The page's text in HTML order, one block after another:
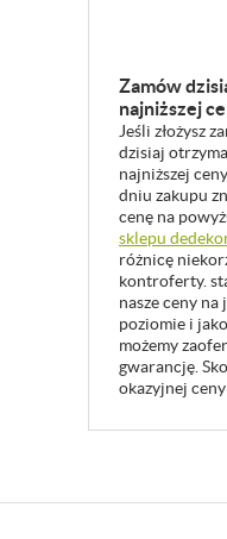
Zamów
najniższej
Jeśli złożysz
dzisiaj
najniższej
dniu zakupu
cenę na
sklepu
różnicę
kontroferty.
nasze ceny na
poziomie i
możemy
gwarancję.
okazyjnej